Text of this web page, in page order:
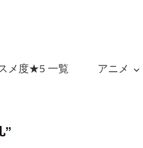
メ度★5 一覧 アニメ